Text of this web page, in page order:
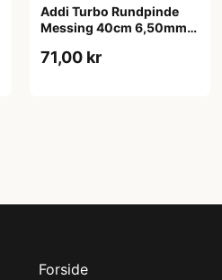
Addi Turbo Rundpinde
Messing 40cm 6,50mm /
71,00 kr
Forside